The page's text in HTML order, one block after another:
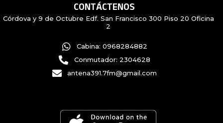
CONTÁCTENOS
Córdova y 9 de Octubre Edf. San Francisco 300 Piso 20 Oficina
2
Cabina: 0968284882
Conmutador: 2304628
antena391.7fm@gmail.com